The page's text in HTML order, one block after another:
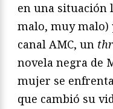
en una situación
malo, muy
canal AMC, un
novela negra de
mujer se
que cambió su